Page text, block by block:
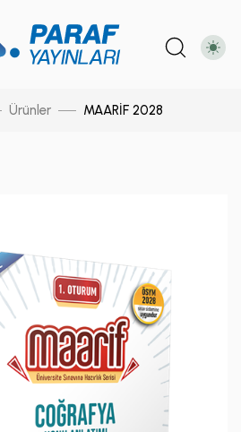
Ürünler MAARİF 2028